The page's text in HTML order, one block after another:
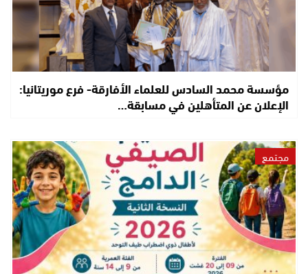
مؤسسة محمد السادس للعلماء الأفارقة- فرع موريتانيا:
الإعلان عن المتأهلين في مسابقة…
مجتمع